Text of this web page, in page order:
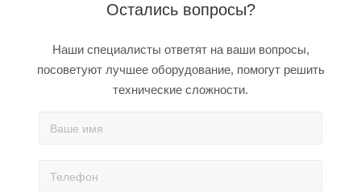
Остались вопросы?
Наши специалисты ответят на ваши вопросы,
посоветуют лучшее оборудование, помогут решить
технические сложности.